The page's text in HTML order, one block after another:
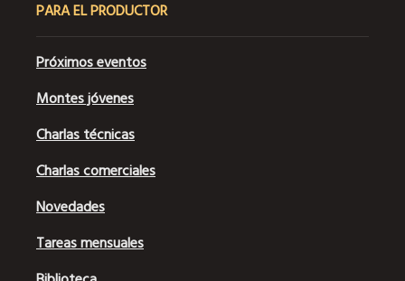
PARA EL PRODUCTOR
Próximos eventos
Montes jóvenes
Charlas técnicas
Charlas comerciales
Novedades
Tareas mensuales